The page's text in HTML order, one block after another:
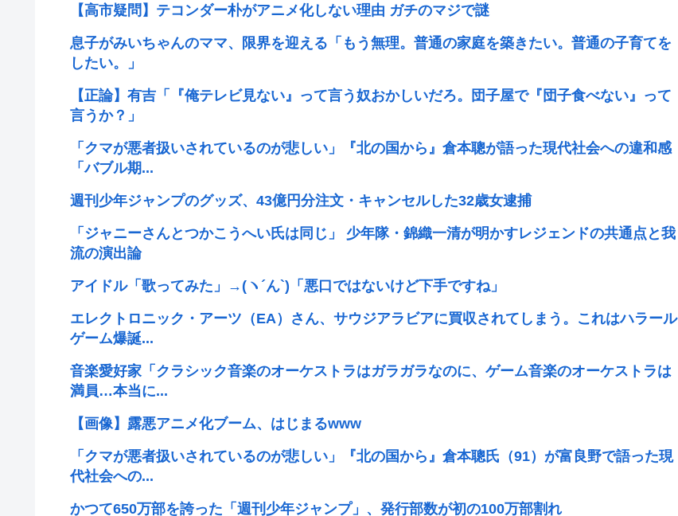
【高市疑問】テコンダー朴がアニメ化しない理由 ガチのマジで謎
息子がみいちゃんのママ、限界を迎える「もう無理。普通の家庭を築きたい。普通の子育てを
したい。」
【正論】有吉「『俺テレビ見ない』って言う奴おかしいだろ。団子屋で『団子食べない』って
言うか？」
「クマが悪者扱いされているのが悲しい」『北の国から』倉本聰が語った現代社会への違和感
「バブル期...
週刊少年ジャンプのグッズ、43億円分注文・キャンセルした32歳女逮捕
「ジャニーさんとつかこうへい氏は同じ」 少年隊・錦織一清が明かすレジェンドの共通点と我
流の演出論
アイドル「歌ってみた」→(ヽ´ん`)「悪口ではないけど下手ですね」
エレクトロニック・アーツ（EA）さん、サウジアラビアに買収されてしまう。これはハラール
ゲーム爆誕...
音楽愛好家「クラシック音楽のオーケストラはガラガラなのに、ゲーム音楽のオーケストラは
満員…本当に...
【画像】露悪アニメ化ブーム、はじまるwww
「クマが悪者扱いされているのが悲しい」『北の国から』倉本聰氏（91）が富良野で語った現
代社会への...
かつて650万部を誇った「週刊少年ジャンプ」、発行部数が初の100万部割れ